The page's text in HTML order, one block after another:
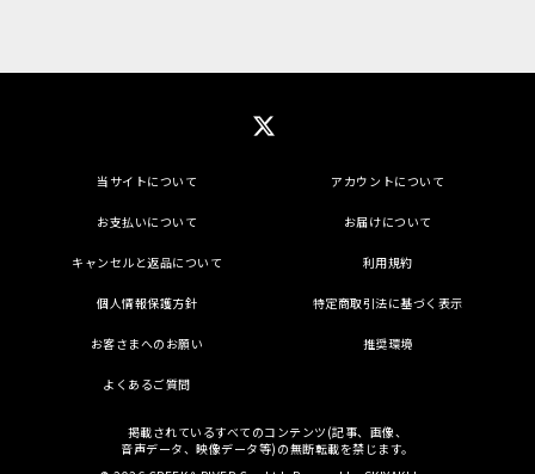
当サイトについて アカウントについて
お支払いについて お届けについて
キャンセルと返品について 利用規約
個人情報保護方針 特定商取引法に基づく表示
お客さまへのお願い 推奨環境
よくあるご質問
掲載されているすべてのコンテンツ(記事、画像、
音声データ、映像データ等)の無断転載を禁じます。